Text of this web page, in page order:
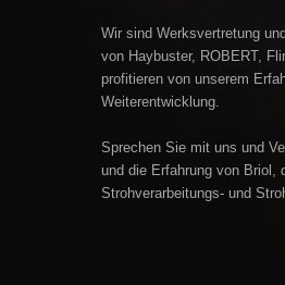
Wir sind Werksvertretung
von Haybuster, ROBERT,
profitieren von unserem
Weiterentwicklung.
Sprechen Sie mit uns und
und die Erfahrung von Briol,
Strohverarbeitungs- und